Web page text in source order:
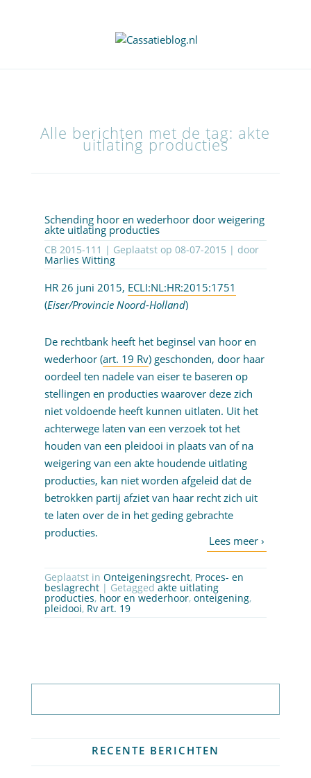
Alle berichten met de tag: akte
uitlating producties
Schending hoor en wederhoor door weigering
akte uitlating producties
CB 2015-111 | Geplaatst op 08-07-2015 | door
Marlies Witting
HR 26 juni 2015, ECLI:NL:HR:2015:1751
(Eiser/Provincie Noord-Holland)
De rechtbank heeft het beginsel van hoor en
wederhoor (art. 19 Rv) geschonden, door haar
oordeel ten nadele van eiser te baseren op
stellingen en producties waarover deze zich
niet voldoende heeft kunnen uitlaten. Uit het
achterwege laten van een verzoek tot het
houden van een pleidooi in plaats van of na
weigering van een akte houdende uitlating
producties, kan niet worden afgeleid dat de
betrokken partij afziet van haar recht zich uit
te laten over de in het geding gebrachte
producties.
Geplaatst in Onteigeningsrecht, Proces- en
beslagrecht | Getagged akte uitlating
producties, hoor en wederhoor, onteigening,
pleidooi, Rv art. 19
RECENTE BERICHTEN